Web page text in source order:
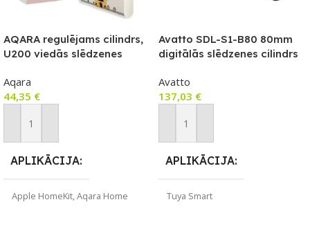
AQARA regulējams cilindrs,
U200 viedās slēdzenes
Aqara
44,35 €
Pievienot Grozam
APLIKĀCIJA
Apple HomeKit,Aqara Home
Avatto SDL-S1-B80 80mm
digitālās slēdzenes cilindrs
Avatto
137,03 €
Pievienot Grozam
APLIKĀCIJA
Tuya Smart